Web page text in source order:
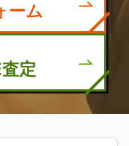
ーム
定